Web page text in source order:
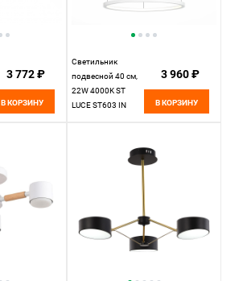
3 772 ₽
В КОРЗИНУ
Светильник
подвесной 40 см,
22W 4000K ST
LUCE ST603 IN
3 960 ₽
В КОРЗИНУ